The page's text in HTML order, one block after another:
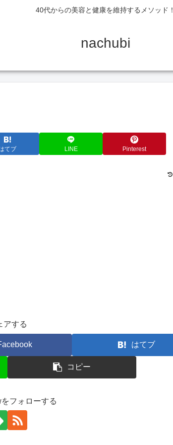
40代からの美容と健康を維持するメソッド！
nachubi
てブ LINE Pinterest
アする
はてブ
コピー
フォローする